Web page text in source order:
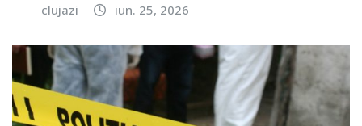
clujazi iun. 25, 2026